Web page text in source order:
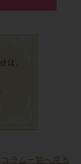
コラム一覧へ戻る